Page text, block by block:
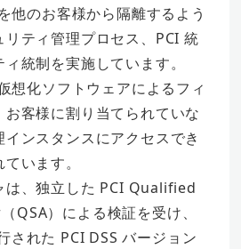
他のお客様から隔離するよう
ティ管理プロセス、PCI 統
統制を実施しています。
想化ソフトウェアによるフィ
客様に割り当てられていな
ンスタンスにアクセスでき
います。
は、独立した PCI Qualified
）による検証を受け、
された PCI DSS バージョン